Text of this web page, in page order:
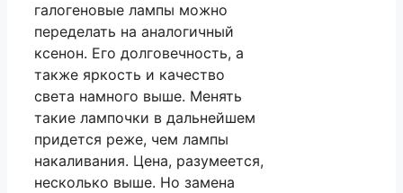
галогеновые лампы можно
переделать на аналогичный
ксенон. Его долговечность, а
также яркость и качество
света намного выше. Менять
такие лампочки в дальнейшем
придется реже, чем лампы
накаливания. Цена, разумеется,
несколько выше. Но замена